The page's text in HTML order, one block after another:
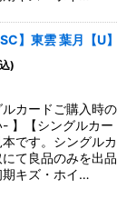
】東雲 葉月【U】
)
ルカードご購入時
】【シングルカー
です。シングル
にて良品のみを出
期キズ・ホイ…